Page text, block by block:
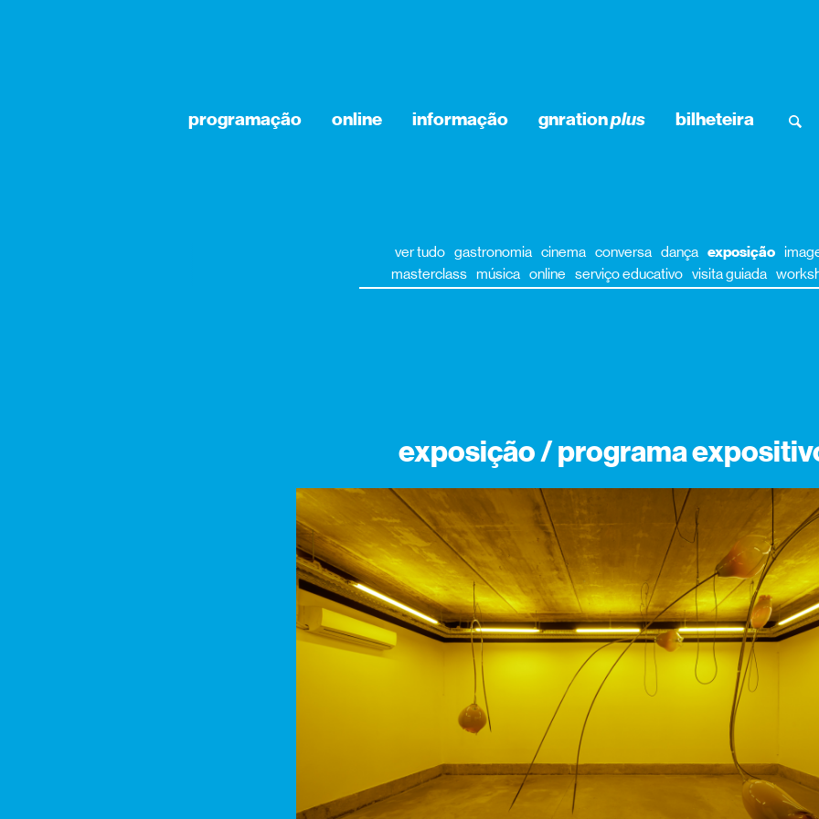
programação online informação gnrationplus bilheteira
ver tudo gastronomia cinema conversa dança exposição
masterclass música online serviço educativo visita guiada
exposição / programa